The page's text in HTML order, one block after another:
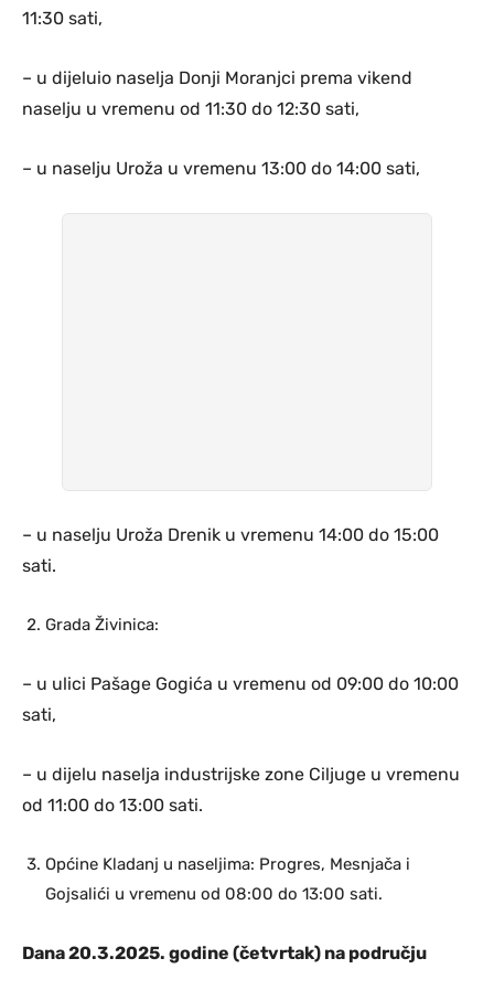
11:30 sati,
– u dijeluio naselja Donji Moranjci prema vikend
naselju u vremenu od 11:30 do 12:30 sati,
– u naselju Uroža u vremenu 13:00 do 14:00 sati,
– u naselju Uroža Drenik u vremenu 14:00 do 15:00
sati.
Grada Živinica:
– u ulici Pašage Gogića u vremenu od 09:00 do 10:00
sati,
– u dijelu naselja industrijske zone Ciljuge u vremenu
od 11:00 do 13:00 sati.
Općine Kladanj u naseljima: Progres, Mesnjača i
Gojsalići u vremenu od 08:00 do 13:00 sati.
Dana 20.3.2025. godine (četvrtak) na području